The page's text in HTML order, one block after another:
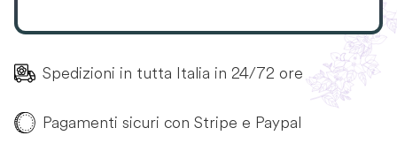
Spedizioni in tutta Italia in 24/72 ore
Pagamenti sicuri con Stripe e Paypal